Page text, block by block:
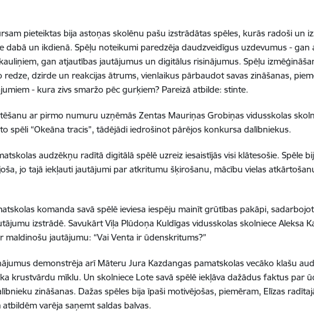
pieteiktas bija astoņas skolēnu pašu izstrādātas spēles, kurās radoši un
dabā un ikdienā. Spēļu noteikumi paredzēja daudzveidīgus uzdevumus - gan
gan atjautības jautājumus un digitālus risinājumus. Spēļu
redze, dzirde un reakcijas ātrums, vienlaikus pārbaudot savas zināšanas,
- kura zivs smaržo pēc gurķiem? Pareizā atbilde: stinte.
ar pirmo numuru uzņēmās Zentas Mauriņas Grobiņas vidusskolas
spēli “Okeāna tracis”, tādējādi iedrošinot pārējos konkursa dalībniekus.
audzēkņu radītā digitālā spēlē uzreiz iesaistījās visi klātesošie. Spēle
jo tajā iekļauti jautājumi par atkritumu šķirošanu, mācību vielas
komanda savā spēlē ieviesa iespēju mainīt grūtības pakāpi,
izstrādē. Savukārt Viļa Plūdoņa Kuldīgas vidusskolas skolniece Aleksa
maldinošu jautājumu: “Vai Venta ir ūdenskritums?”
demonstrēja arī Māteru Jura Kazdangas pamatskolas vecāko klašu
krustvārdu mīklu. Un skolniece Lote savā spēlē iekļāva dažādus faktus par
zināšanas. Dažas spēles bija īpaši motivējošas, piemēram, Elīzas
varēja saņemt saldas balvas.